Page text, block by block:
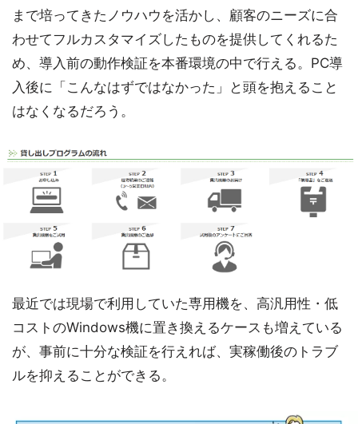
まで培ってきたノウハウを活かし、顧客のニーズに合
わせてフルカスタマイズしたものを提供してくれるた
め、導入前の動作検証を本番環境の中で行える。PC導
入後に「こんなはずではなかった」と頭を抱えること
はなくなるだろう。
最近では現場で利用していた専用機を、高汎用性・低
コストのWindows機に置き換えるケースも増えている
が、事前に十分な検証を行えれば、実稼働後のトラブ
ルを抑えることができる。